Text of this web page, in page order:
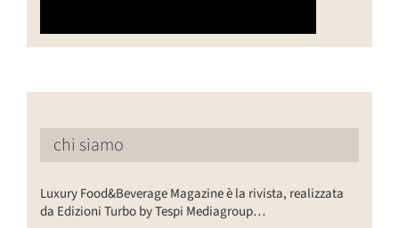
chi siamo
Luxury Food&Beverage Magazine è la rivista, realizzata
da Edizioni Turbo by Tespi Mediagroup…